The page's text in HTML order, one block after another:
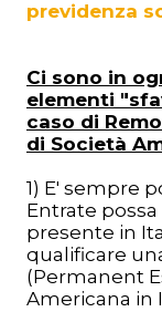
previdenza
Ci sono in
elementi
caso di
di Società
1) E' sempre
Entrate
presente in
qualificare
(Permanent
Americana in